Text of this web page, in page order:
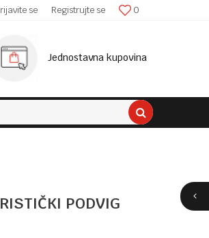
ISPORUKA! 0
se Registrujte se
Jednostavna kupovina
PODVIG